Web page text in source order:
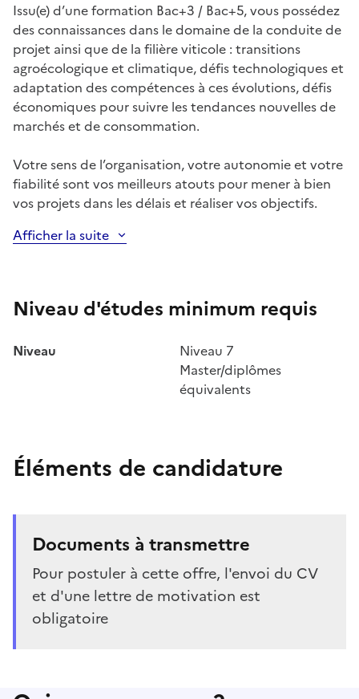
Issu(e) d’une formation Bac+3 / Bac+5, vous possédez
des connaissances dans le domaine de la conduite de
projet ainsi que de la filière viticole : transitions
agroécologique et climatique, défis technologiques et
adaptation des compétences à ces évolutions, défis
économiques pour suivre les tendances nouvelles de
marchés et de consommation.
Votre sens de l’organisation, votre autonomie et votre
fiabilité sont vos meilleurs atouts pour mener à bien
vos projets dans les délais et réaliser vos objectifs.
Afficher la suite
Niveau d'études minimum requis
Niveau
Niveau 7
Master/diplômes
équivalents
Éléments de candidature
Documents à transmettre
Pour postuler à cette offre, l'envoi du CV
et d'une lettre de motivation est
obligatoire